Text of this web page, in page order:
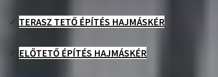
✓ TERASZ TETŐ ÉPÍTÉS HAJMÁSKÉR
✓ ELŐTETŐ ÉPÍTÉS HAJMÁSKÉR